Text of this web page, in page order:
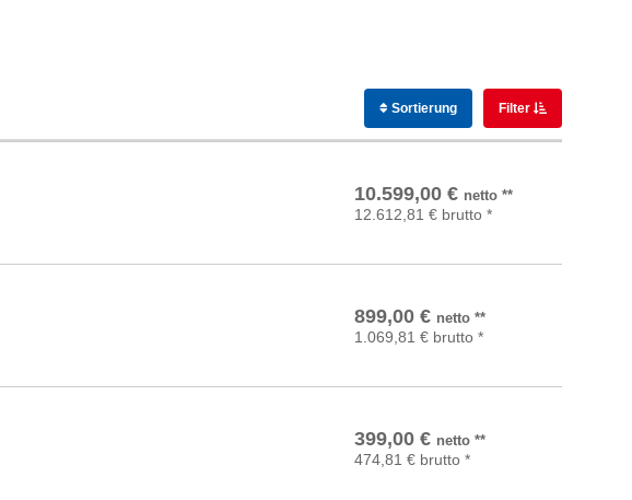
Sortierung Filter
10.599,00 € netto**
12.612,81 € brutto *
In den Warenkorb
899,00 € netto**
1.069,81 € brutto *
In den Warenkorb
399,00 € netto**
474,81 € brutto *
In den Warenkorb